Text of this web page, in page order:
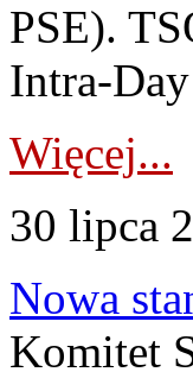
PSE).
Intra-
Więcej...
30 lipca
Nowa
Komitet